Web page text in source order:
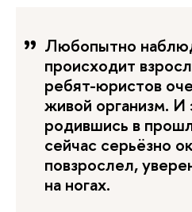
Любопытно
происходит
ребят-юристов
живой организм. И
родившись в
сейчас серьёзно
повзрослел,
на ногах.